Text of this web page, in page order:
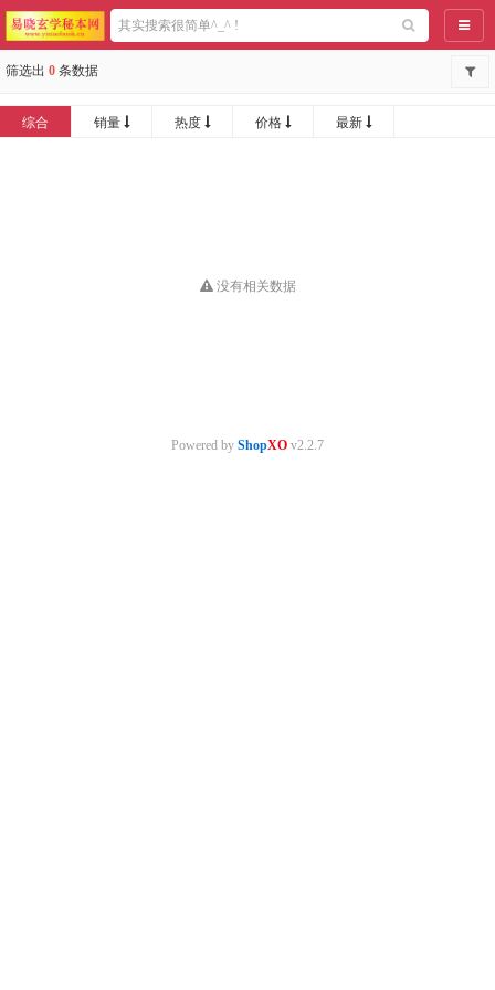
导航
筛选出 0 条数据
综合 销量 热度 价格 最新
没有相关数据
Powered by ShopXO v2.2.7